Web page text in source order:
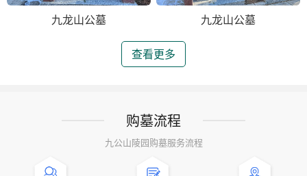
九龙山公墓 九龙山公墓
查看更多
购墓流程
九公山陵园购墓服务流程